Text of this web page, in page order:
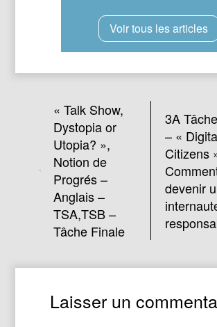
Voir tous les articles
« Talk Show,
Dystopia or
Utopia? »,
Notion de
Progrés –
Anglais –
TSA,TSB –
Tâche Finale
3A
– «
Citizens
devenir
Laisser un